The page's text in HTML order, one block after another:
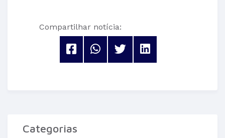
Compartilhar notícia:
Categorias